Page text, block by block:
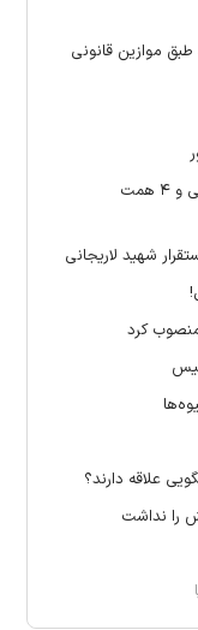
موازین قانونی
شناسایی باند جعل مدارک مهاجرت/ ۳۰۰ شاکی و ۴ همت
شهید لاریجانی
منصوب کرد
علاقه دارند؟
را نداشت